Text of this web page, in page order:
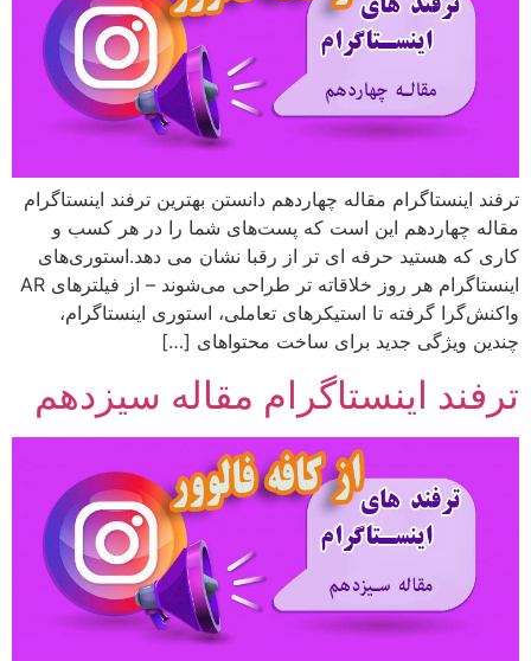
ترفند اینستاگرام مقاله چهاردهم دانستن بهترین ترفند اینستاگرام
مقاله چهاردهم این است که پست‌های شما را در هر کسب و
کاری که هستید حرفه ای تر از رقبا نشان می دهد.استوری‌های
اینستاگرام هر روز خلاقاته ‌تر طراحی می‌شوند – از فیلترهای AR
واکنش‌گرا گرفته تا استیکرهای تعاملی، استوری اینستاگرام،
چندین ویژگی جدید برای ساخت محتواهای […]
ترفند اینستاگرام مقاله سیزدهم